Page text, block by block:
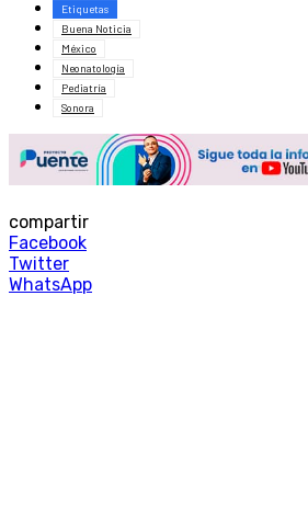
Etiquetas
Buena Noticia
México
Neonatología
Pediatría
Sonora
compartir
Facebook
Twitter
WhatsApp